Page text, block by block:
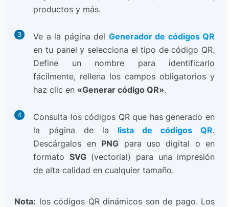
productos y más.
Ve a la página del Generador de códigos QR
en tu panel y selecciona el tipo de código QR.
Define un nombre para identificarlo
fácilmente, rellena los campos obligatorios y
haz clic en «Generar código QR».
Consulta los códigos QR que has generado en
la página de la lista de códigos QR.
Descárgalos en PNG para uso digital o en
formato SVG(vectorial) para una impresión
de alta calidad en cualquier tamaño.
Nota: los códigos QR dinámicos son de pago. Los